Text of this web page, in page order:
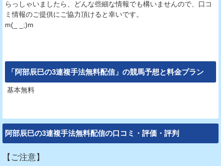
らっしゃいましたら、どんな些細な情報でも構いませんので、口コ
ミ情報のご提供にご協力頂けると幸いです。
m(_ _;)m
「阿部辰巳の3連複手法無料配信」 の競馬予想と料金プラン
基本無料
阿部辰巳の3連複手法無料配信の口コミ・評価・評判
【ご注意】